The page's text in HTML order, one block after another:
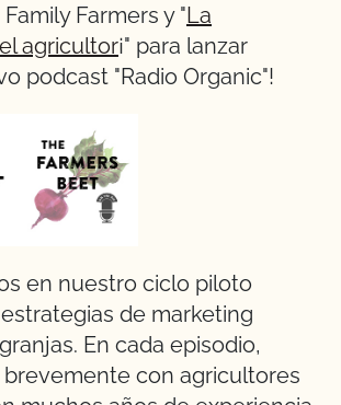
Farmers y "La
agricultor¡" para lanzar
podcast "Radio Organic"!
en nuestro ciclo piloto
de marketing
En cada episodio,
con agricultores